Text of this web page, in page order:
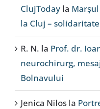
ClujToday la
la Cluj –
R. N. la Prof. dr.
neurochirurg,
Bolnavului
Jenica Nilos la